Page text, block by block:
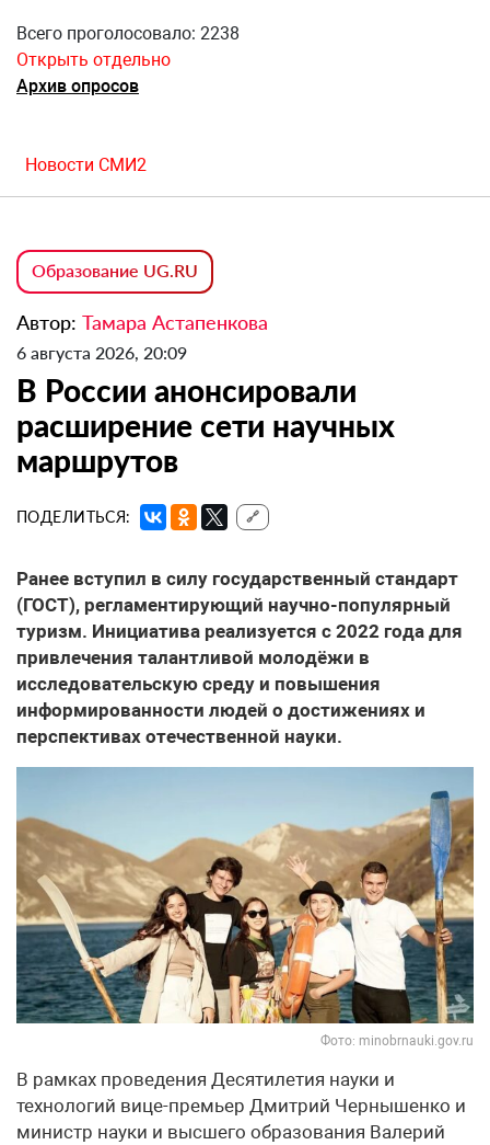
Всего проголосовало: 2238
Открыть отдельно
Архив опросов
Новости СМИ2
Образование UG.RU
Автор: Тамара Астапенкова
6 августа 2026, 20:09
В России анонсировали
расширение сети научных
маршрутов
ПОДЕЛИТЬСЯ: 🔗
Ранее вступил в силу государственный стандарт
(ГОСТ), регламентирующий научно-популярный
туризм. Инициатива реализуется с 2022 года для
привлечения талантливой молодёжи в
исследовательскую среду и повышения
информированности людей о достижениях и
перспективах отечественной науки.
Фото: minobrnauki.gov.ru
В рамках проведения Десятилетия науки и
технологий вице-премьер Дмитрий Чернышенко и
министр науки и высшего образования Валерий